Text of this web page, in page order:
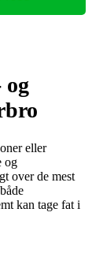
og
eller
og
over de mest
kan tage fat i